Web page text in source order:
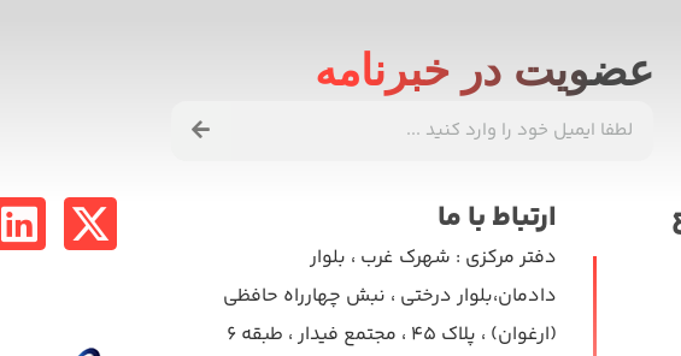
عضویت در خبرنامه
ارتباط با ما
دفتر مرکزی : شهرک غرب ، بلوار
دادمان،بلوار درختی ، نبش چهارراه حافظی
(ارغوان) ، پلاک ۴۵ ، مجتمع فیدار ، طبقه ۶